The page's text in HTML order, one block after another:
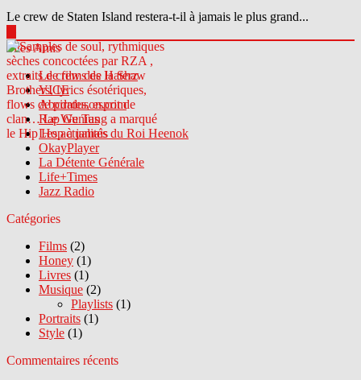
Le crew de Staten Island restera-t-il à jamais le plus grand...
Sites Amis
Le crew des Haterz
VICE
Abcdrduson.com
Rap Genius
Les actualités du Roi Heenok
OkayPlayer
La Détente Générale
Life+Times
Jazz Radio
Catégories
Films (2)
Honey (1)
Livres (1)
Musique (2)
Playlists (1)
Portraits (1)
Style (1)
Commentaires récents